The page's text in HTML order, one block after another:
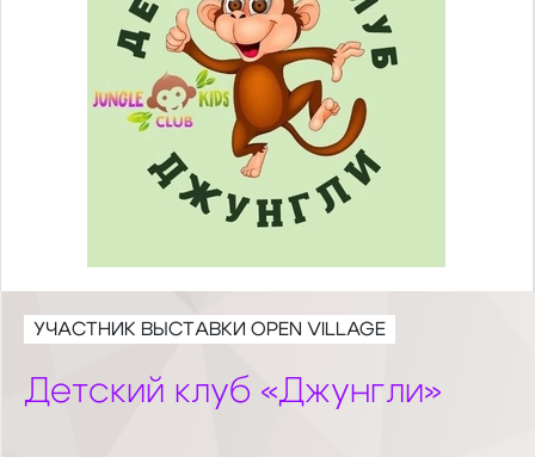
УЧАСТНИК ВЫСТАВКИ OPEN VILLAGE
Детский клуб «Джунгли»